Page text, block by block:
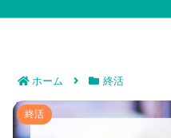
ホーム 終活
終活で葬儀を準備する流
終活